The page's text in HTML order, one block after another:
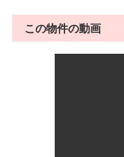
この物件の動画